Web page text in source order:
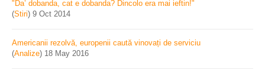
"Da’ dobanda, cat e dobanda? Dincolo era mai ieftin!"
(Stiri) 9 Oct 2014
Americanii rezolvă, europenii caută vinovați de serviciu
(Analize) 18 May 2016